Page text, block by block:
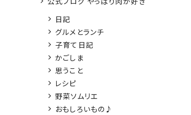
日記
グルメとランチ
子育て日記
かごしま
思うこと
レシピ
野菜ソムリエ
おもしろいもの♪